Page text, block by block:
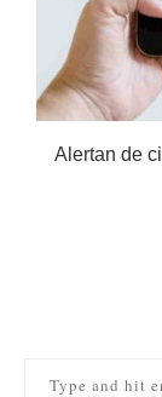
Alertan de